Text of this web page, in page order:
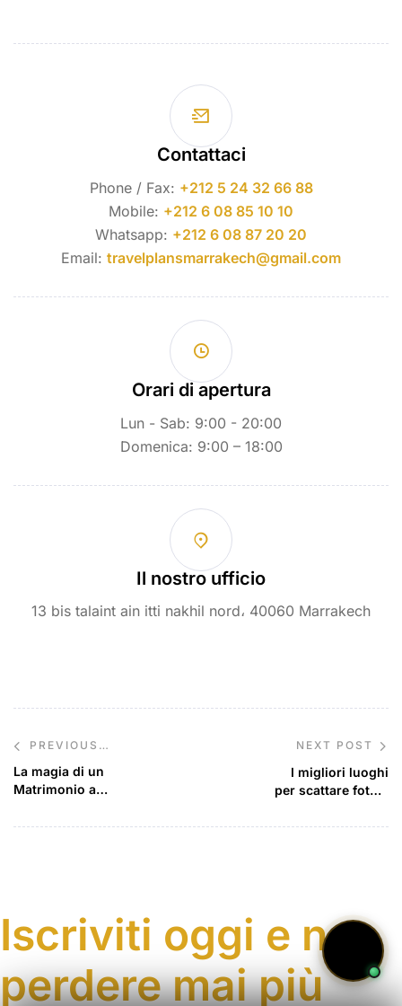
Contattaci
Phone / Fax: +212 5 24 32 66 88
Mobile: +212 6 08 85 10 10
Whatsapp: +212 6 08 87 20 20
Email: travelplansmarrakech@gmail.com
Orari di apertura
Lun - Sab: 9:00 - 20:00
Domenica: 9:00 – 18:00
Il nostro ufficio
13 bis talaint ain itti nakhil nord، 40060 Marrakech
PREVIOUS
POST
La magia di un
Matrimonio a
NEXT POST
I migliori luoghi
per scattare foto a
splendide
Iscriviti oggi e non
perdere mai più